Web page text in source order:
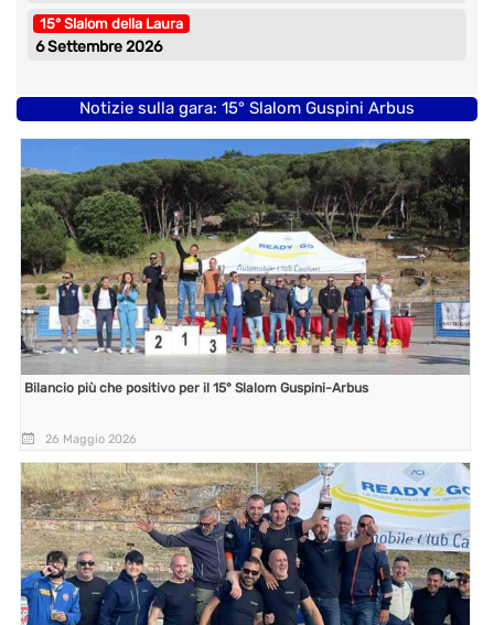
15° Slalom della Laura
6 Settembre 2026
Notizie sulla gara: 15° Slalom Guspini Arbus
Bilancio più che positivo per il 15° Slalom Guspini-Arbus
26 Maggio 2026